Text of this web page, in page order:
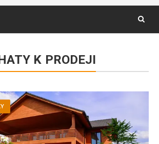
K PRODEJI